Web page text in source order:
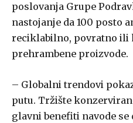
poslovanja Grupe
nastojanje da 100 posto
reciklabilno, povratno ili
prehrambene proizvode.
– Globalni trendovi
putu. Tržište
glavni benefiti navode